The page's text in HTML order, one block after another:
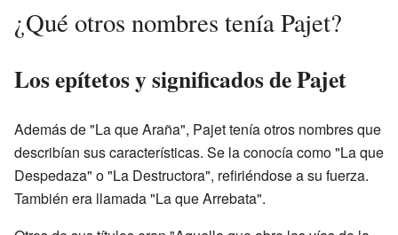
¿Qué otros nombres tenía Pajet?
Los epítetos y significados de Pajet
Además de "La que Araña", Pajet tenía otros nombres que
describían sus características. Se la conocía como "La que
Despedaza" o "La Destructora", refiriéndose a su fuerza.
También era llamada "La que Arrebata".